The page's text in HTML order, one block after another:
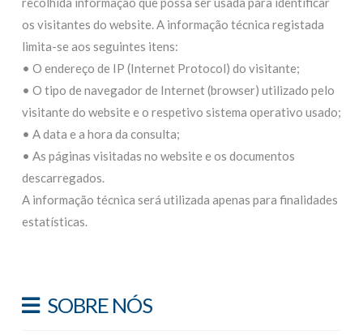
os visitantes do website. A informação técnica registada
limita-se aos seguintes itens:
• O endereço de IP (Internet Protocol) do visitante;
• O tipo de navegador de Internet (browser) utilizado pelo
visitante do website e o respetivo sistema operativo usado;
• A data e a hora da consulta;
• As páginas visitadas no website e os documentos
descarregados.
A informação técnica será utilizada apenas para finalidades
estatísticas.
SOBRE NÓS